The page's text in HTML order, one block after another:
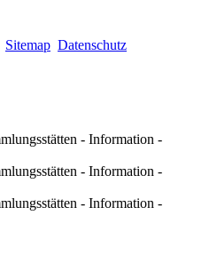
Sitemap Datenschutz
- Information -
- Information -
- Information -